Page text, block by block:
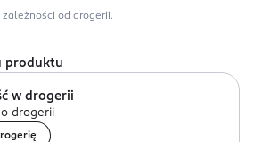
od drogerii.
produktu
w drogerii
drogerii